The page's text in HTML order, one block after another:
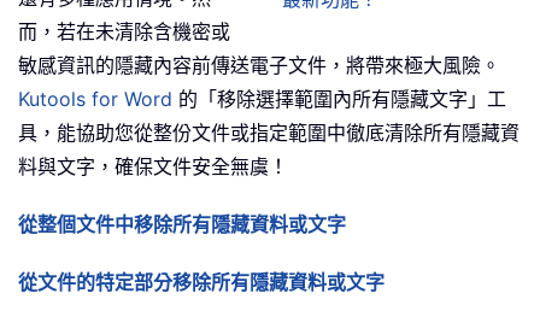
而，若在未清除含機密或
敏感資訊的隱藏內容前傳送電子文件，將帶來極大風險。
Kutools for Word 的「移除選擇範圍內所有隱藏文字」工
具，能協助您從整份文件或指定範圍中徹底清除所有隱藏資
料與文字，確保文件安全無虞！
從整個文件中移除所有隱藏資料或文字
從文件的特定部分移除所有隱藏資料或文字